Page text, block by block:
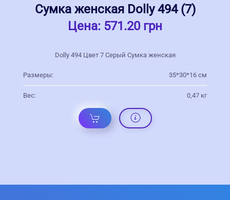
Сумка женская Dolly 494 (7)
Цена: 571.20 грн
Dolly 494 Цвет 7 Серый Сумка женская
Размеры: 35*30*16 см
Вес: 0,47 кг